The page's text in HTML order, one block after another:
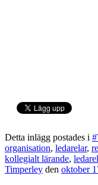
Detta inlägg postades i
organisation, ledarelar,
kollegialt lärande,
Timperley den oktober